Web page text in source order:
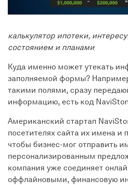
калькулятор ипотеки,
состоянием и планами
Куда именно может утекать
заполняемой формы?
такими полями, сразу
информацию, есть код
Американский стартап
посетителях сайта их имена и
чтобы бизнес-мог отправить
персонализированным
компания уже соединяет
оффлайновыми, финансовую